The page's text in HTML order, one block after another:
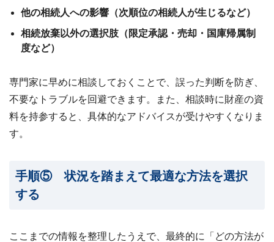
他の相続人への影響（次順位の相続人が生じるなど）
相続放棄以外の選択肢（限定承認・売却・国庫帰属制
度など）
専門家に早めに相談しておくことで、誤った判断を防ぎ、
不要なトラブルを回避できます。
また、相談時に財産の資
料を持参すると、具体的なアドバイスが受けやすくなりま
す。
手順⑤ 状況を踏まえて最適な方法を選択
する
ここまでの情報を整理したうえで、最終的に「どの方法が